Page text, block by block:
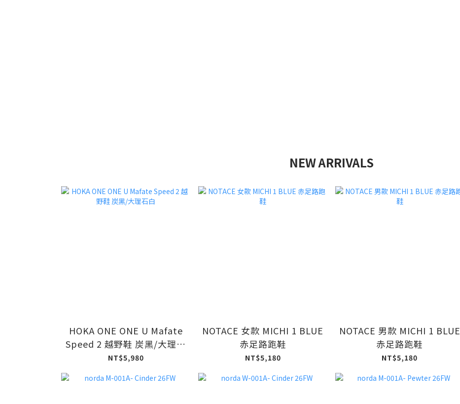
NEW ARRIVALS
HOKA ONE ONE U Mafate
Speed 2 越野鞋 炭黑/大理石
白
NT$5,980
NOTACE 女款 MICHI 1 BLUE
赤足路跑鞋
NT$5,180
NOTACE 男款 MICHI 1 BLUE
赤足路跑鞋
NT$5,180